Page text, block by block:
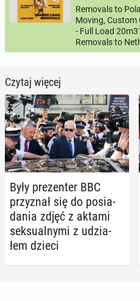
Removals to
Moving,
- Full Load
Removals to
Czytaj więcej
Były pre­zen­ter BBC
przy­znał się do po­sia­
da­nia zdjęć z aktami
sek­su­al­ny­mi z udzia­
łem dzieci